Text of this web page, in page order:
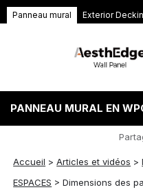
Panneau mural Exterior
PANNEAU MURAL EN
Accueil >Articles et vidéos >
ESPACES >Dimensions des